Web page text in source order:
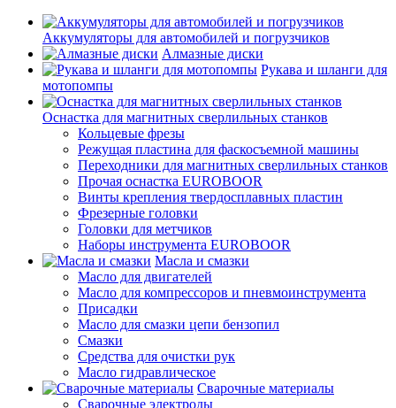
Аккумуляторы для автомобилей и погрузчиков
Алмазные диски
Рукава и шланги для
мотопомпы
Оснастка для магнитных сверлильных станков
Кольцевые фрезы
Режущая пластина для фаскосъемной машины
Переходники для магнитных сверлильных станков
Прочая оснастка EUROBOOR
Винты крепления твердосплавных пластин
Фрезерные головки
Головки для метчиков
Наборы инструмента EUROBOOR
Масла и смазки
Масло для двигателей
Масло для компрессоров и пневмоинструмента
Присадки
Масло для смазки цепи бензопил
Смазки
Средства для очистки рук
Масло гидравлическое
Сварочные материалы
Сварочные электроды